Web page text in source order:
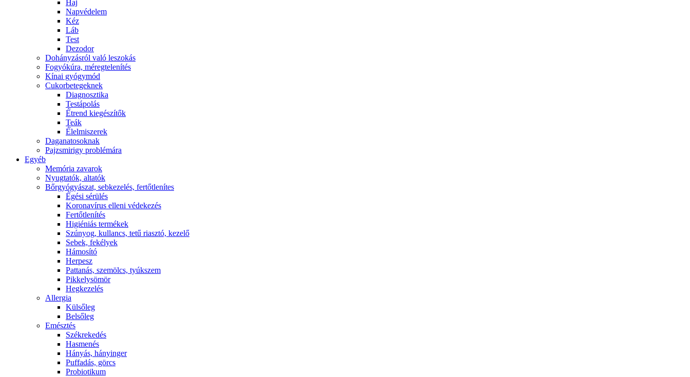
Haj
Napvédelem
Kéz
Láb
Test
Dezodor
Dohányzásról való leszokás
Fogyókúra, méregtelenítés
Kínai gyógymód
Cukorbetegeknek
Diagnosztika
Testápolás
É́trend kiegészítők
Teák
É́lelmiszerek
Daganatosoknak
Pajzsmirigy problémára
Egyéb
Memória zavarok
Nyugtatók, altatók
Bőrgyógyászat, sebkezelés, fertőtlenítes
É́gési sérülés
Koronavírus elleni védekezés
Fertőtlenítés
Higiéniás termékek
Szúnyog, kullancs, tetű riasztó, kezelő
Sebek, fekélyek
Hámosító
Herpesz
Pattanás, szemölcs, tyúkszem
Pikkelysömör
Hegkezelés
Allergia
Külsőleg
Belsőleg
Emésztés
Székrekedés
Hasmenés
Hányás, hányinger
Puffadás, görcs
Probiotikum